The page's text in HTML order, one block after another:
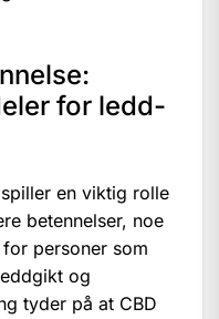
for ledd-
en viktig rolle
betennelser, noe
personer som
og
tyder på at CBD